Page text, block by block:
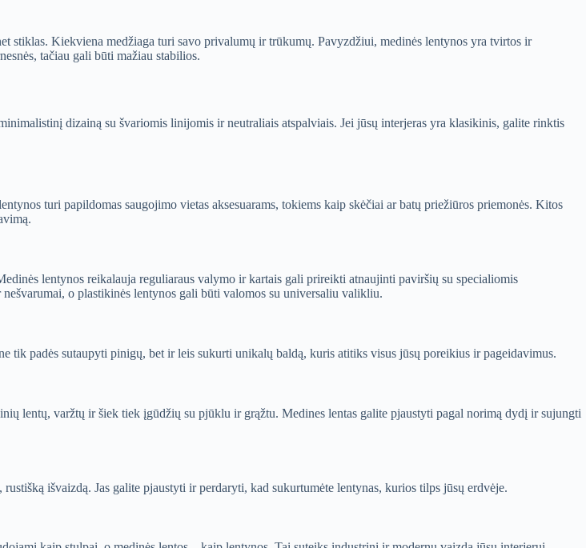
stiklas. Kiekviena medžiaga turi savo privalumų ir trūkumų. Pavyzdžiui, medinės lentynos yra tvirtos ir
tačiau gali būti mažiau stabilios.
dizainą su švariomis linijomis ir neutraliais atspalviais. Jei jūsų interjeras yra klasikinis, galite rinktis
turi papildomas saugojimo vietas aksesuarams, tokiems kaip skėčiai ar batų priežiūros priemonės. Kitos
lentynos reikalauja reguliaraus valymo ir kartais gali prireikti atnaujinti paviršių su specialiomis
o plastikinės lentynos gali būti valomos su universaliu valikliu.
tik padės sutaupyti pinigų, bet ir leis sukurti unikalų baldą, kuris atitiks visus jūsų poreikius ir pageidavimus.
lentų, varžtų ir šiek tiek įgūdžių su pjūklu ir grąžtu. Medines lentas galite pjaustyti pagal norimą dydį ir sujungti
išvaizdą. Jas galite pjaustyti ir perdaryti, kad sukurtumėte lentynas, kurios tilps jūsų erdvėje.